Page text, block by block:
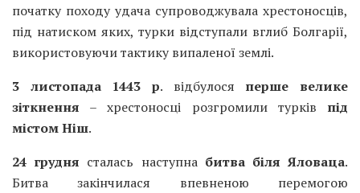
початку походу удача супроводжувала хрестоносців,
під натиском яких, турки відступали вглиб Болгарії,
використовуючи тактику випаленої землі.
3 листопада 1443 р. відбулося перше велике
зіткнення – хрестоносці розгромили турків під
містом Ніш.
24 грудня сталась наступна битва біля Яловаца.
Битва закінчилася впевненою перемогою